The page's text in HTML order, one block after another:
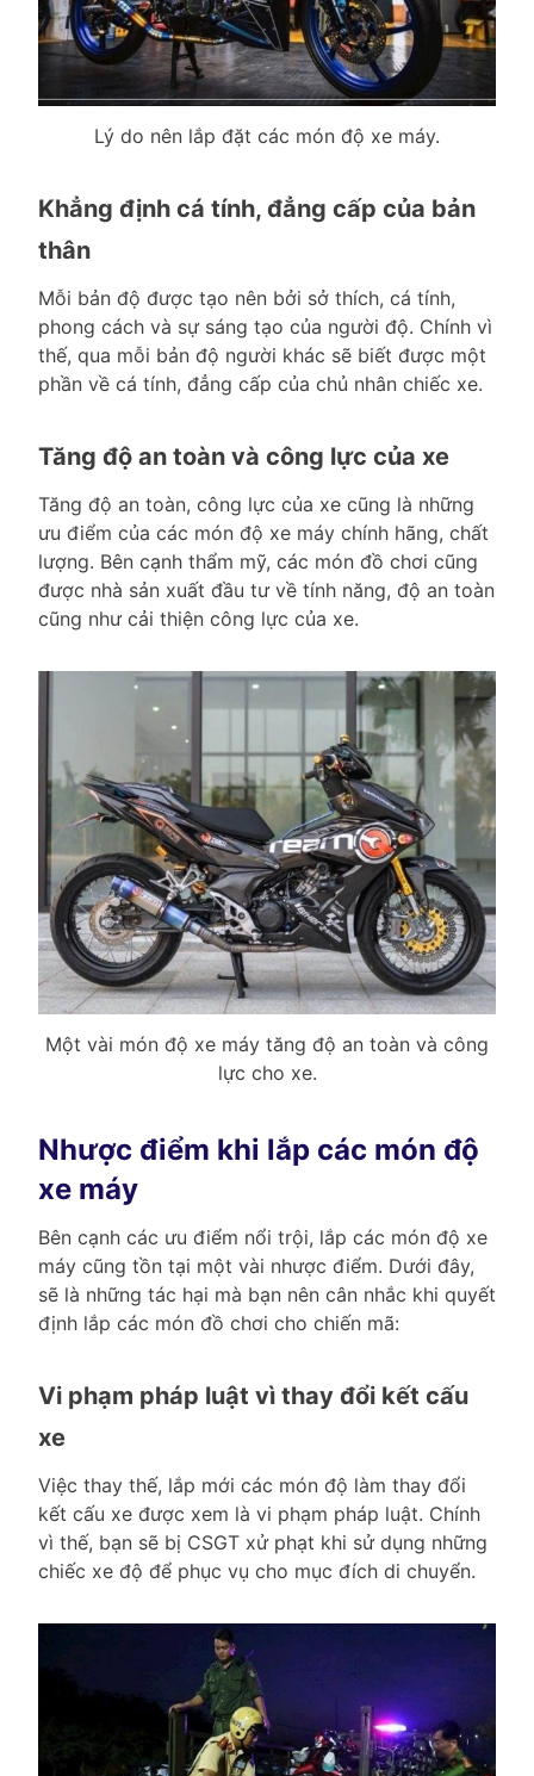
Lý do nên lắp đặt các món độ xe máy.
Khẳng định cá tính, đẳng cấp của bản
thân
Mỗi bản độ được tạo nên bởi sở thích, cá tính,
phong cách và sự sáng tạo của người độ. Chính vì
thế, qua mỗi bản độ người khác sẽ biết được một
phần về cá tính, đẳng cấp của chủ nhân chiếc xe.
Tăng độ an toàn và công lực của xe
Tăng độ an toàn, công lực của xe cũng là những
ưu điểm của các món độ xe máy chính hãng, chất
lượng. Bên cạnh thẩm mỹ, các món đồ chơi cũng
được nhà sản xuất đầu tư về tính năng, độ an toàn
cũng như cải thiện công lực của xe.
Một vài món độ xe máy tăng độ an toàn và công
lực cho xe.
Nhược điểm khi lắp các món độ
xe máy
Bên cạnh các ưu điểm nổi trội, lắp các món độ xe
máy cũng tồn tại một vài nhược điểm. Dưới đây,
sẽ là những tác hại mà bạn nên cân nhắc khi quyết
định lắp các món đồ chơi cho chiến mã:
Vi phạm pháp luật vì thay đổi kết cấu
xe
Việc thay thế, lắp mới các món độ làm thay đổi
kết cấu xe được xem là vi phạm pháp luật. Chính
vì thế, bạn sẽ bị CSGT xử phạt khi sử dụng những
chiếc xe độ để phục vụ cho mục đích di chuyển.